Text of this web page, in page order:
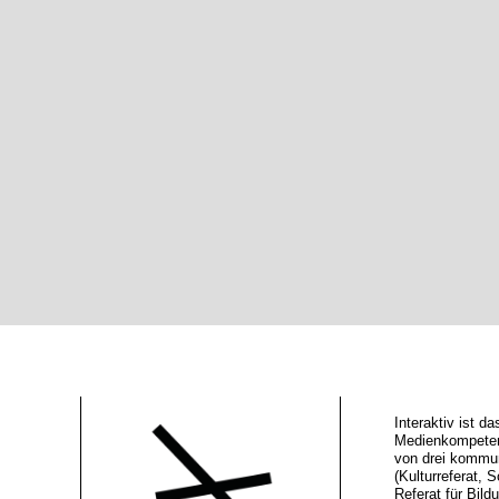
Interaktiv ist
von drei
(Kulturreferat,
Referat für